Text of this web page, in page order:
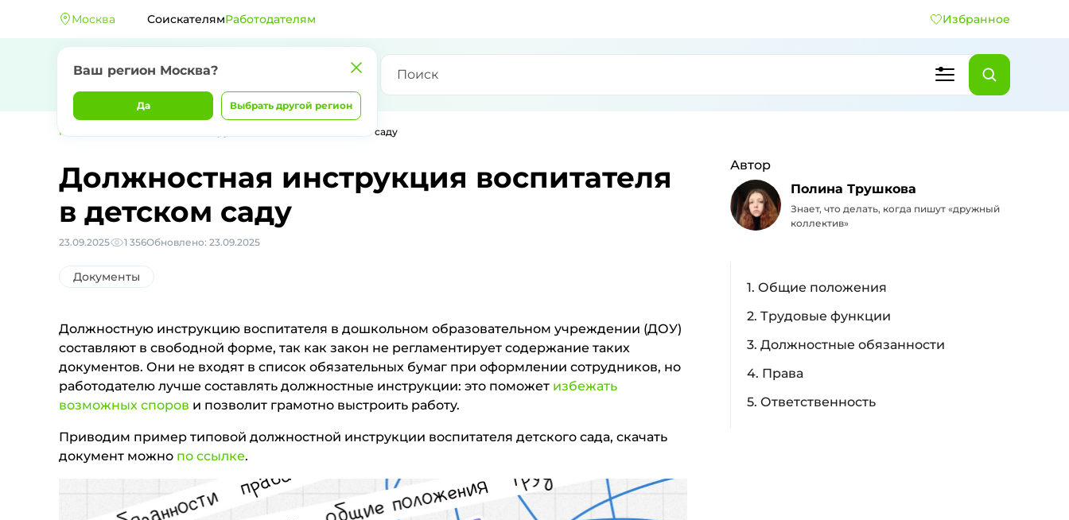
Москва
Ваш регион Москва?
Да Выбрать другой регион
СоискателямРаботодателям Избранное
Главная Должностная инструкция воспитателя в детском саду
Должностная инструкция воспитателя
в детском саду
23.09.2025 1 356Обновлено: 23.09.2025
Документы
Должностную инструкцию воспитателя в дошкольном образовательном учреждении (ДОУ)
составляют в свободной форме, так как закон не регламентирует содержание таких
документов. Они не входят в список обязательных бумаг при оформлении сотрудников, но
работодателю лучше составлять должностные инструкции: это поможет избежать
возможных споров и позволит грамотно выстроить работу.
Приводим пример типовой должностной инструкции воспитателя детского сада, скачать
документ можно по ссылке.
Автор
Полина Трушкова
Знает, что делать, когда пишут «дружный
коллектив»
1. Общие положения
2. Трудовые функции
3. Должностные обязанности
4. Права
5. Ответственность